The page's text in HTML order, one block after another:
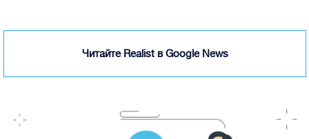
Читайте Realist в Google News